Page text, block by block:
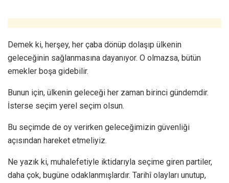
Demek ki, herşey, her çaba dönüp dolaşıp ülkenin
geleceğinin sağlanmasına dayanıyor. O olmazsa, bütün
emekler boşa gidebilir.
Bunun için, ülkenin geleceği her zaman birinci gündemdir.
İsterse seçim yerel seçim olsun.
Bu seçimde de oy verirken geleceğimizin güvenliği
açısından hareket etmeliyiz.
Ne yazık ki, muhalefetiyle iktidarıyla seçime giren partiler,
daha çok, bugüne odaklanmışlardır. Tarihî olayları unutup,